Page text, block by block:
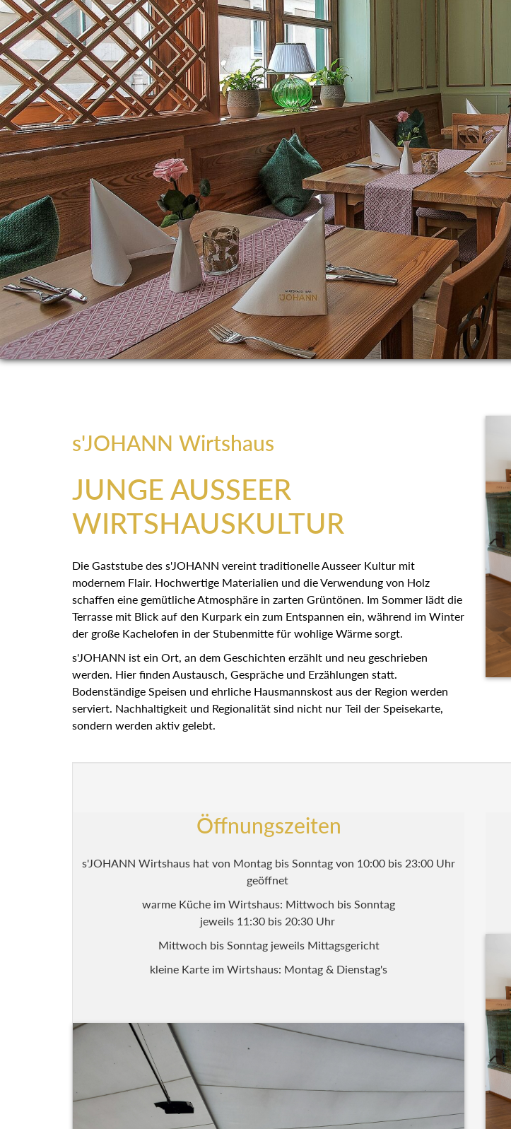
s'JOHANN Wirtshaus
JUNGE AUSSEER
WIRTSHAUSKULTUR
Die Gaststube des s'JOHANN vereint traditionelle Ausseer Kultur mit
modernem Flair. Hochwertige Materialien und die Verwendung von Holz
schaffen eine gemütliche Atmosphäre in zarten Grüntönen. Im Sommer lädt die
Terrasse mit Blick auf den Kurpark ein zum Entspannen ein, während im Winter
der große Kachelofen in der Stubenmitte für wohlige Wärme sorgt.
s'JOHANN ist ein Ort, an dem Geschichten erzählt und neu geschrieben
werden. Hier finden Austausch, Gespräche und Erzählungen statt.
Bodenständige Speisen und ehrliche Hausmannskost aus der Region werden
serviert. Nachhaltigkeit und Regionalität sind nicht nur Teil der Speisekarte,
sondern werden aktiv gelebt.
Öffnungszeiten
s'JOHANN Wirtshaus hat von Montag bis Sonntag von 10:00 bis 23:00 Uhr
geöffnet
warme Küche im Wirtshaus: Mittwoch bis Sonntag
jeweils 11:30 bis 20:30 Uhr
Mittwoch bis Sonntag jeweils Mittagsgericht
kleine Karte im Wirtshaus: Montag & Dienstag's